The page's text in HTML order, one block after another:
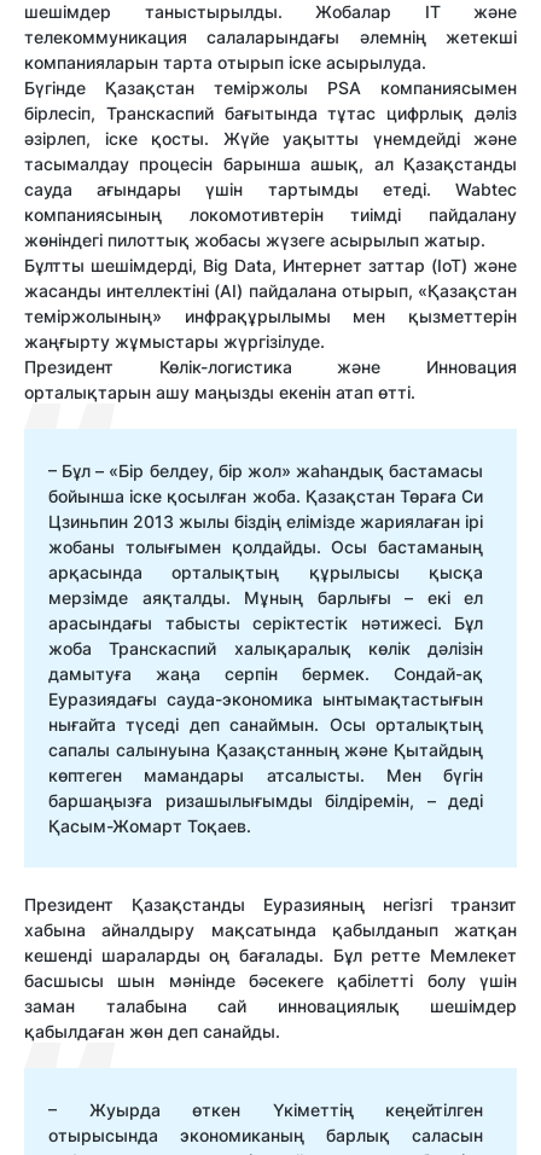
шешімдер таныстырылды. Жобалар IT және
телекоммуникация салаларындағы әлемнің жетекші
компанияларын тарта отырып іске асырылуда.
Бүгінде Қазақстан теміржолы PSA компаниясымен
бірлесіп, Транскаспий бағытында тұтас цифрлық дәліз
әзірлеп, іске қосты. Жүйе уақытты үнемдейді және
тасымалдау процесін барынша ашық, ал Қазақстанды
сауда ағындары үшін тартымды етеді. Wabtec
компаниясының локомотивтерін тиімді пайдалану
жөніндегі пилоттық жобасы жүзеге асырылып жатыр.
Бұлтты шешімдерді, Big Data, Интернет заттар (IoT) және
жасанды интеллектіні (AI) пайдалана отырып, «Қазақстан
теміржолының» инфрақұрылымы мен қызметтерін
жаңғырту жұмыстары жүргізілуде.
Президент Көлік-логистика және Инновация
орталықтарын ашу маңызды екенін атап өтті.
– Бұл – «Бір белдеу, бір жол» жаһандық бастамасы
бойынша іске қосылған жоба. Қазақстан Төраға Си
Цзиньпин 2013 жылы біздің елімізде жариялаған ірі
жобаны толығымен қолдайды. Осы бастаманың
арқасында орталықтың құрылысы қысқа
мерзімде аяқталды. Мұның барлығы – екі ел
арасындағы табысты серіктестік нәтижесі. Бұл
жоба Транскаспий халықаралық көлік дәлізін
дамытуға жаңа серпін бермек. Сондай-ақ
Еуразиядағы сауда-экономика ынтымақтастығын
нығайта түседі деп санаймын. Осы орталықтың
сапалы салынуына Қазақстанның және Қытайдың
көптеген мамандары атсалысты. Мен бүгін
баршаңызға ризашылығымды білдіремін, – деді
Қасым-Жомарт Тоқаев.
Президент Қазақстанды Еуразияның негізгі транзит
хабына айналдыру мақсатында қабылданып жатқан
кешенді шараларды оң бағалады. Бұл ретте Мемлекет
басшысы шын мәнінде бәсекеге қабілетті болу үшін
заман талабына сай инновациялық шешімдер
қабылдаған жөн деп санайды.
– Жуырда өткен Үкіметтің кеңейтілген
отырысында экономиканың барлық саласын